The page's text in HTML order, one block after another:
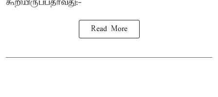
கூறியிருப்பதாவது:-
Read More